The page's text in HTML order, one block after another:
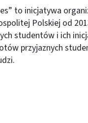
to inicjatywa
Polskiej od
studentów i ich
przyjaznych